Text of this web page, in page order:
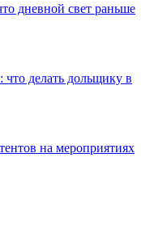
дневной свет раньше
что делать дольщику в
на мероприятиях